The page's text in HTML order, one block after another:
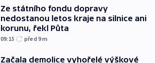
Ze státního fondu dopravy
nedostanou letos kraje na silnice ani
korunu, řekl Půta
09:15 před 9m
Začala demolice vyhořelé výškové